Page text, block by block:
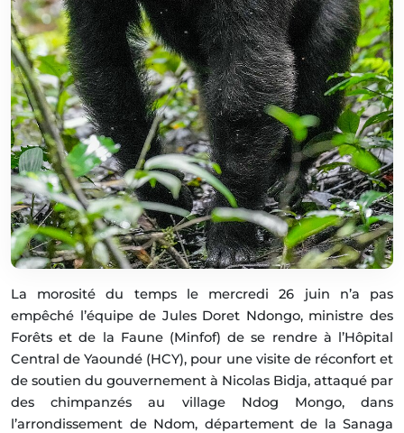
La morosité du temps le mercredi 26 juin n’a pas
empêché l’équipe de Jules Doret Ndongo, ministre des
Forêts et de la Faune (Minfof) de se rendre à l’Hôpital
Central de Yaoundé (HCY), pour une visite de réconfort et
de soutien du gouvernement à Nicolas Bidja, attaqué par
des chimpanzés au village Ndog Mongo, dans
l’arrondissement de Ndom, département de la Sanaga